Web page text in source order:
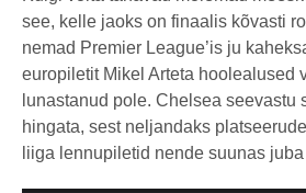
see, kelle jaoks on finaalis kõvasti
nemad Premier League’is ju
europiletit Mikel Arteta hoolealused
lunastanud pole. Chelsea seevastu
hingata, sest neljandaks
liiga lennupiletid nende suunas